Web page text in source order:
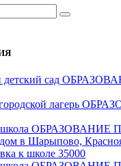
детский сад
лагерь
школа
в Шарыпово,
к школе 35000